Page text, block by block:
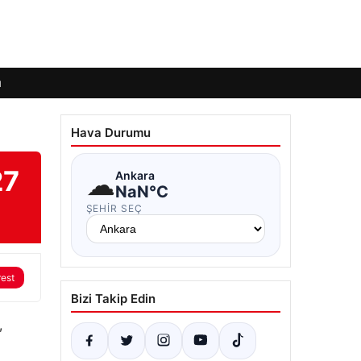
Hava Durumu
☁Ankara
NaN°C
ŞEHIR SEÇ
Bizi Takip Edin